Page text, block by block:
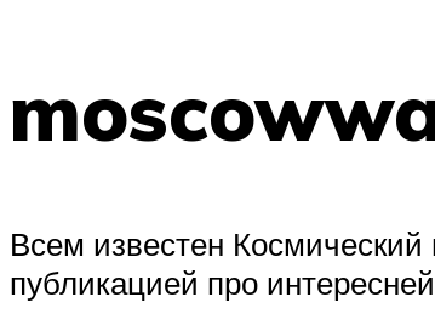
Всем известен
публикацией про